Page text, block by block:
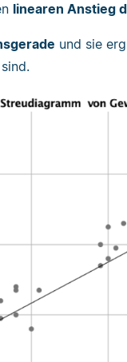
linearen Anstieg
und sie